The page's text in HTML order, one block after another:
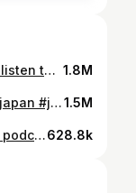
what’s another green flag?🙄 come listen to our podcast HOMEGIRL on @spotifyjp or @applemusic ! #podcast #megandhina #homegirl #ポッドキャスト #ポッドキャスト好きな人と繋がりたい #podcastersofinstagram #girlmath #redflags 1.8M
#tokyo #kyoto #fukuoka #kimono #japan #japanphotography #japanphoto #japantravel #streetphotography #photography #photo #fyp #ストリートスナップ1.5M
true or untrue?🙄 come listen to our podcast HOMEGIRL on @spotifyjp or @applemusic ! #podcast #megandhina #homegirl #ポッドキャスト #ポッドキャスト好きな人と繋がりたい #podcastersofinstagram #girlmath #redflags #asianpodcast #podcastersofig #bestfriendgoals628.8k